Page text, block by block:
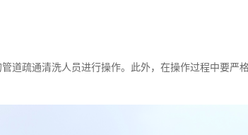
道疏通清洗人员进行操作。此外，在操作过程中要严